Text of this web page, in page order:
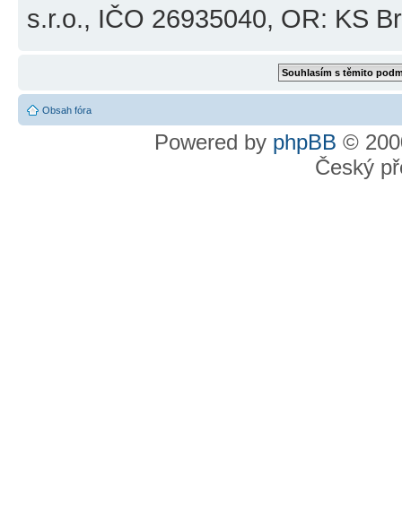
s.r.o., IČO 26935040, OR: KS
Obsah fóra
Powered by phpBB ©
Český